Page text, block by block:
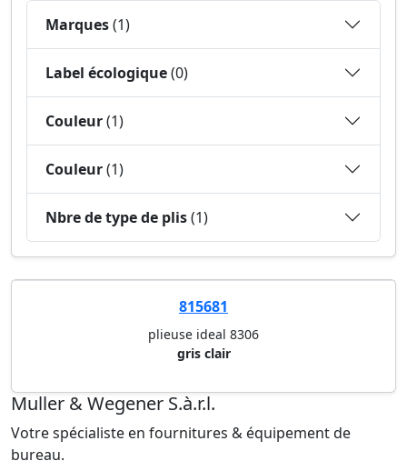
Marques(1)
Label écologique(0)
Couleur(1)
Couleur(1)
Nbre de type de plis(1)
815681
plieuse ideal 8306
gris clair
Muller & Wegener S.à.r.l.
Votre spécialiste en fournitures & équipement de
bureau.